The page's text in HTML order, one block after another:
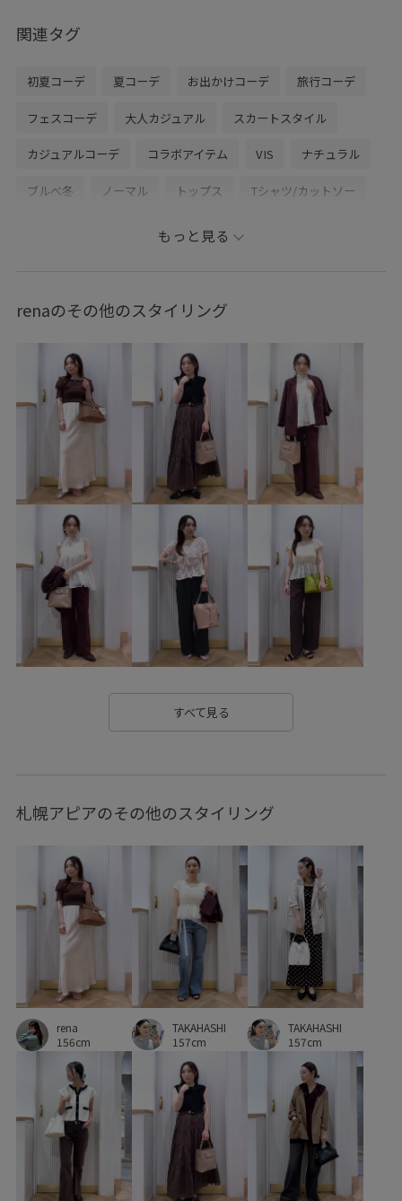
関連タグ
初夏コーデ 夏コーデ お出かけコーデ 旅行コーデ
フェスコーデ 大人カジュアル スカートスタイル
カジュアルコーデ コラボアイテム VIS ナチュラル
ブルべ冬 ノーマル トップス Tシャツ/カットソー
スカート バッグ
BVC36160 BVK36160
26officecasual 26_31collaboration Exclusive_GW
Tシャツ VIS_2026SS_POLO2 vis_26ss_summertops
vis_br31 vis_okazakisae_june vis_okazakisae_may
VIS_outdoor VIS_outdoor2 vis_pickup_july_bag
Wbag_pickup Wpickup_items お気に入り急上昇_pickup
きれいに見える さらりとした やや長め イラスト
オーバーサイズ カジュアル カジュアルすぎない
カットソー カラーデニム クッション コラボ
コーディネートしやすい コーディネートのアクセント
シンプル スラックス
チェーン デニムとの相性抜群
ナイロン ニット ネイル フェミニン
フラットシューズ フロントボタン ブラウス
プリントTシャツ プルオーバー ベーシック
ボリューム感 ポップ ポリエステル
ルーズ ルーズなシルエット
レイヤードデザイン ロングスカート ワンピース
ヴィンテージ ヴィンテージ感 伸縮性 低反発
別注アイテム 別注コラボバッグ 合わせやすい
女性らしさ 差し色 幅広 歩きやすい
涼しげ 疲れにくい 秋にぴったり 秋冬
程よいボリューム 程よい肉感 薄手 衝撃吸収
もっと見る
renaのその他のスタイリング
すべて見る
札幌アピアのその他のスタイリング
rena
156cm
TAKAHASHI
157cm
TAKAHASHI
157cm